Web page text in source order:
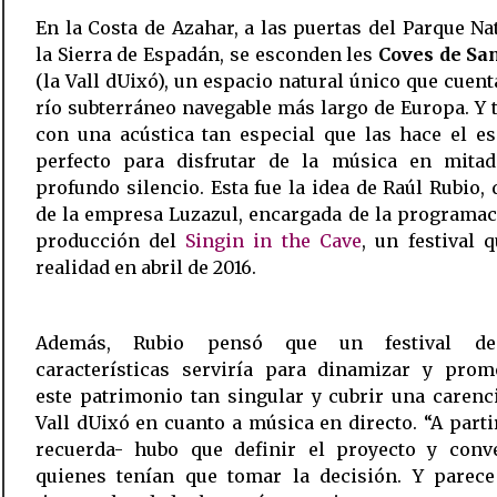
En la Costa de Azahar, a las puertas del Parque
la Sierra de Espadán, se esconden les Coves de
(la Vall dUixó), un espacio natural único que
río subterráneo navegable más largo de Europa. Y
con una acústica tan especial que las hace el
perfecto para disfrutar de la música en
profundo silencio. Esta fue la idea de Raúl Rubio,
de la empresa Luzazul, encargada de la
producción del  Singin in the Cave, un festival
realidad en abril de 2016.
Además, Rubio pensó que un festival
características serviría para dinamizar y
este patrimonio tan singular y cubrir una
Vall dUixó en cuanto a música en directo. “A
recuerda- hubo que definir el proyecto y
quienes tenían que tomar la decisión. Y